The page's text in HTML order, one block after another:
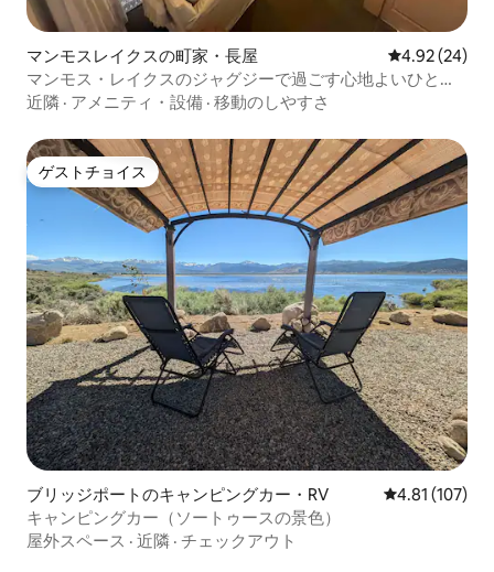
マンモスレイクスの町家・長屋 レビュー24
4.92 (24)
マンモス・レイクスのジャグジーで過ごす心地よいひとと
き
近隣 · アメニティ・設備 · 移動のしやすさ
ゲストチョイス
ゲストチョイス
ブリッジポートのキャンピングカー・RV レビュー107
4.81 (107)
キャンピングカー（ソートゥースの景色）
屋外スペース · 近隣 · チェックアウト